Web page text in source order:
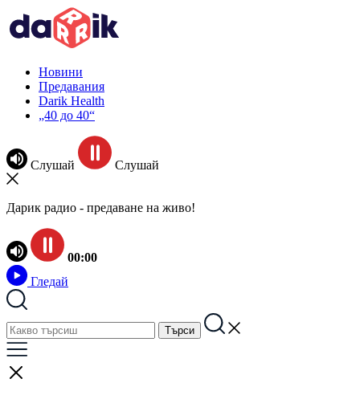
Новини
Предавания
Darik Health
„40 до 40“
Слушай Слушай
Дарик радио - предаване на живо!
00:00
Гледай